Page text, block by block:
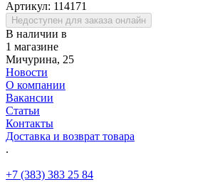
Артикул: 114171
Недоступен для заказа онлайн
В наличии в
1 магазине
Мичурина, 25
Новости
О компании
Вакансии
Статьи
Контакты
Доставка и возврат товара
.
+7 (383) 383 25 84